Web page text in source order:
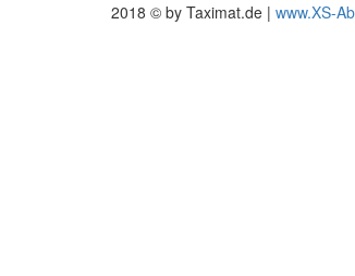
2018 © by Taximat.de | www.XS-